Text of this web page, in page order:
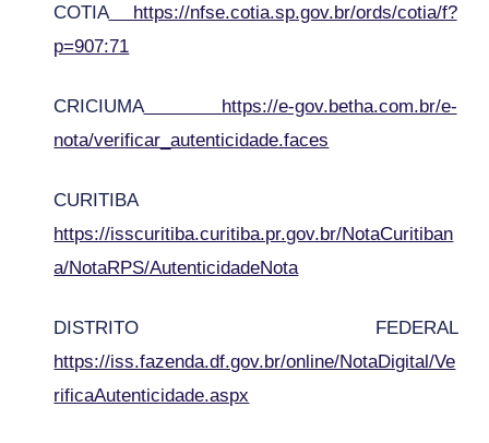
COTIAhttps://nfse.cotia.sp.gov.br/ords/cotia/f?
p=907:71
CRICIUMAhttps://e-gov.betha.com.br/e-
nota/verificar_autenticidade.faces
CURITIBA
https://isscuritiba.curitiba.pr.gov.br/NotaCuritiban
a/NotaRPS/AutenticidadeNota
DISTRITO FEDERAL
https://iss.fazenda.df.gov.br/online/NotaDigital/Ve
rificaAutenticidade.aspx